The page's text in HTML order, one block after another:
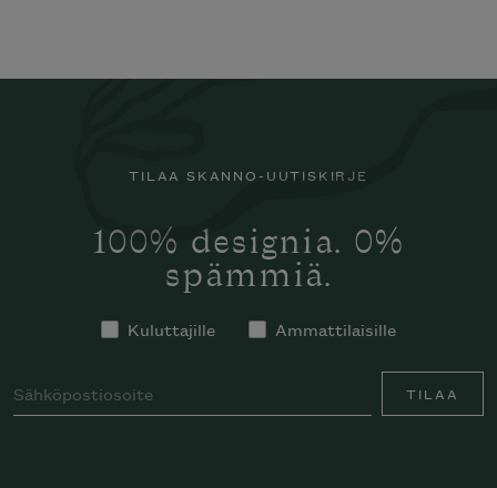
TILAA SKANNO-UUTISKIRJE
100% designia. 0%
spämmiä.
Kuluttajille Ammattilaisille
TILAA